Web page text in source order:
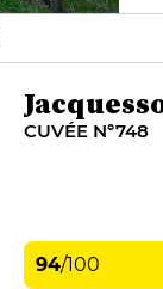
CUVÉE N°748
94/100